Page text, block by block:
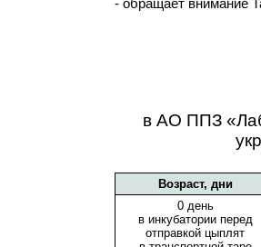
- обращает внимание
в АО ППЗ
Возраст, дни
0 день
в инкубатории перед
отправкой цыплят